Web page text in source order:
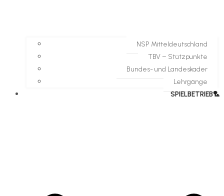
NSP Mitteldeutschland
TBV – Stützpunkte
Bundes- und Landeskader
Lehrgänge
SPIELBETRIEB🏸